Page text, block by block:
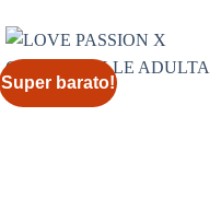
Super barato!